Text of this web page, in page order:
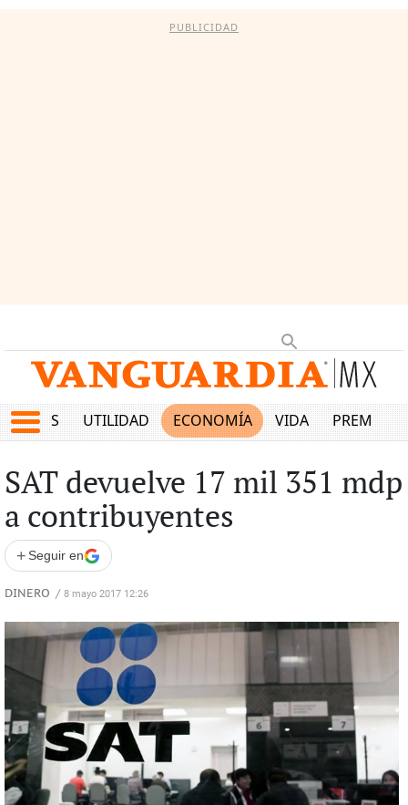
PUBLICIDAD
UTILIDAD ECONOMÍA VIDA PREMIUM
SAT devuelve 17 mil 351 mdp
a contribuyentes
+ Seguir en
DINERO / 8 mayo 2017 12:26